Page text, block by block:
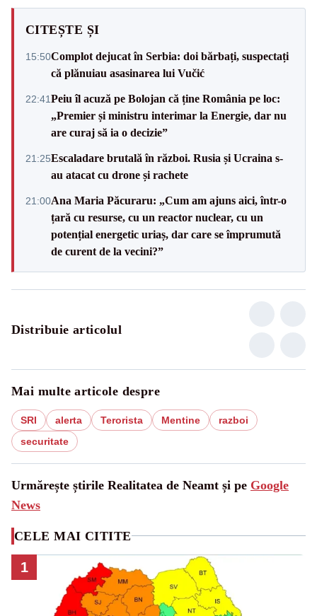
CITEȘTE ȘI
15:50Complot dejucat în Serbia: doi bărbați, suspectați
că plănuiau asasinarea lui Vučić
22:41Peiu îl acuză pe Bolojan că ține România pe loc:
„Premier și ministru interimar la Energie, dar nu
are curaj să ia o decizie”
21:25Escaladare brutală în război. Rusia și Ucraina s-
au atacat cu drone și rachete
21:00Ana Maria Păcuraru: „Cum am ajuns aici, într-o
țară cu resurse, cu un reactor nuclear, cu un
potențial energetic uriaș, dar care se împrumută
de curent de la vecini?”
Distribuie articolul
Mai multe articole despre
SRI alerta Terorista Mentine
razboi
securitate
Urmărește știrile Realitatea de Neamt și pe Google
News
CELE MAI CITITE
1